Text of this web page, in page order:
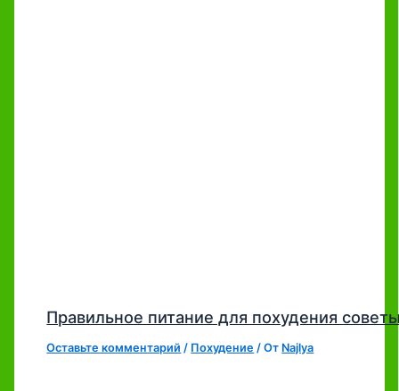
Правильное питание для похудения
Оставьте комментарий / Похудение / От Najlya